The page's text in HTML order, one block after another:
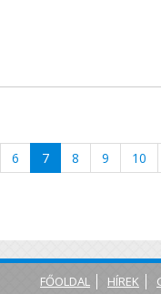
6 7 8 9 10
FŐOLDAL HÍREK